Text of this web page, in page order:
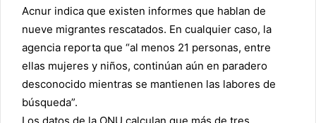
Acnur indica que existen informes que hablan de
nueve migrantes rescatados. En cualquier caso, la
agencia reporta que “al menos 21 personas, entre
ellas mujeres y niños, continúan aún en paradero
desconocido mientras se mantienen las labores de
búsqueda”.
Los datos de la ONU calculan que más de tres